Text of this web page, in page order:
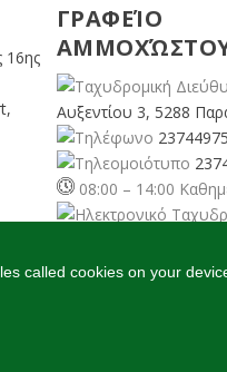
ΓΡΑΦΕΊΟ
Αυξεντίου 3, 5288
23744975
08:00 – 14:00
called cookies on your